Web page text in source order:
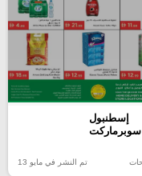
إسطنبول
سوبرماركت
تم النشر في مايو 13